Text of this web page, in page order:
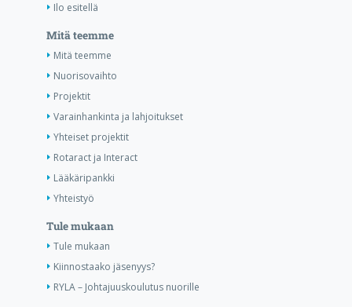
Ilo esitellä
Mitä teemme
Mitä teemme
Nuorisovaihto
Projektit
Varainhankinta ja lahjoitukset
Yhteiset projektit
Rotaract ja Interact
Lääkäripankki
Yhteistyö
Tule mukaan
Tule mukaan
Kiinnostaako jäsenyys?
RYLA – Johtajuuskoulutus nuorille